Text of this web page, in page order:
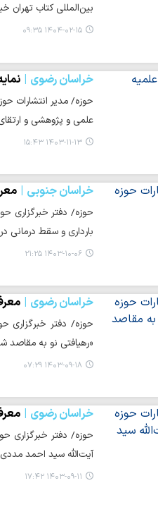
بین‌المللی کتاب تهران
۱۴۰۴-۰۲-۱۵ ۰۹:۳۵
خراسان رضوی
حوزه/ مدیر انتشارات
علمی و پژوهشی و
۱۴۰۳-۱۱-۱۳ ۱۵:۴۳
خراسان جنوبی
حوزه/ دفتر خبرگزاری
بارداری و سقط درمانی
۱۴۰۳-۱۰-۰۶ ۲۱:۲۵
خراسان رضوی
حوزه/ دفتر خبرگزاری
«رهیافتی نو به مقاصد
۱۴۰۳-۰۹-۱۸ ۰۷:۲۹
خراسان رضوی
حوزه/ دفتر خبرگزاری
آیت‌الله سید احمد
۱۴۰۳-۰۹-۱۱ ۱۷:۴۲